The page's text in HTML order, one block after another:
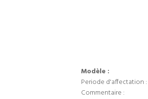
Modèle :
Periode d'affectation :
Commentaire :